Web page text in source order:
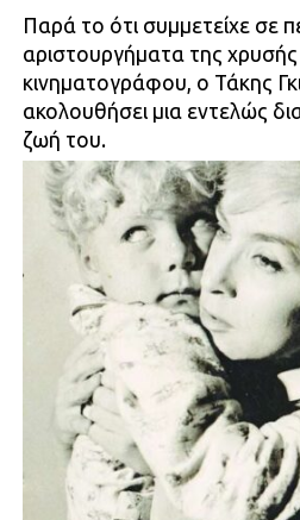
Παρά το ότι συμμετείχε σε
αριστουργήματα της
κινηματογράφου, ο Τάκης
ακολουθήσει μια εντελώς
ζωή του.